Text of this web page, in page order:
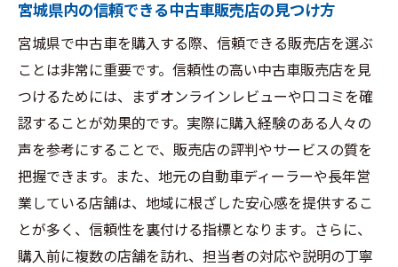
地元のネットワークを活用して中古車を探
す方法
宮城県での中古車購入に役立つ独自サービ
ス
中古車購入時の交渉術とポイント
地域特有の購入支援制度の活用法
中古車販売店との信頼関係の築き方
購入後の満足度を高めるためのアフターサ
ービス活用
宮城県内の信頼できる中古車販売店の見つけ方
宮城県で中古車を購入する際、信頼できる販売店を選ぶ
ことは非常に重要です。信頼性の高い中古車販売店を見
つけるためには、まずオンラインレビューや口コミを確
認することが効果的です。実際に購入経験のある人々の
声を参考にすることで、販売店の評判やサービスの質を
把握できます。また、地元の自動車ディーラーや長年営
業している店舗は、地域に根ざした安心感を提供するこ
とが多く、信頼性を裏付ける指標となります。さらに、
購入前に複数の店舗を訪れ、担当者の対応や説明の丁寧